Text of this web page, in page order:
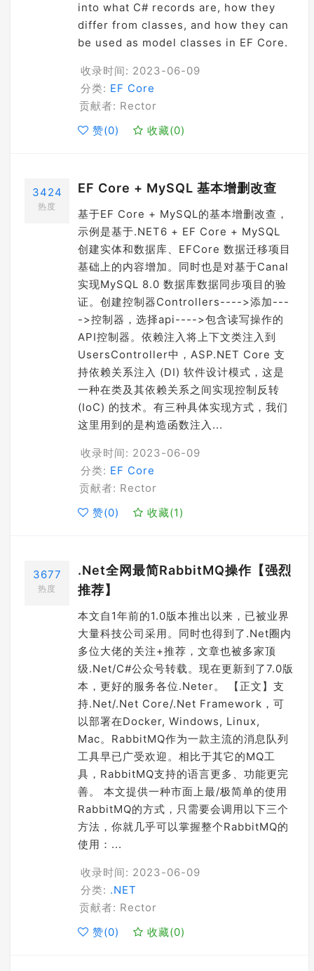
into what C# records are, how they
differ from classes, and how they can
be used as model classes in EF Core.
收录时间: 2023-06-09
分类: EF Core
贡献者: Rector
赞(0) 收藏(0)
3424
热度
EF Core + MySQL 基本增删改查
基于EF Core + MySQL的基本增删改查，
示例是基于.NET6 + EF Core + MySQL
创建实体和数据库、EFCore 数据迁移项目
基础上的内容增加。同时也是对基于Canal
实现MySQL 8.0 数据库数据同步项目的验
证。创建控制器Controllers---->添加---
->控制器，选择api---->包含读写操作的
API控制器。依赖注入将上下文类注入到
UsersController中，ASP.NET Core 支
持依赖关系注入 (DI) 软件设计模式，这是
一种在类及其依赖关系之间实现控制反转
(IoC) 的技术。有三种具体实现方式，我们
这里用到的是构造函数注入...
收录时间: 2023-06-09
分类: EF Core
贡献者: Rector
赞(0) 收藏(1 )
3677
热度
.Net全网最简RabbitMQ操作【强烈
推荐】
本文自1年前的1.0版本推出以来，已被业界
大量科技公司采用。同时也得到了.Net圈内
多位大佬的关注+推荐，文章也被多家顶
级.Net/C#公众号转载。现在更新到了7.0版
本，更好的服务各位.Neter。 【正文】支
持.Net/.Net Core/.Net Framework，可
以部署在Docker, Windows, Linux,
Mac。RabbitMQ作为一款主流的消息队列
工具早已广受欢迎。相比于其它的MQ工
具，RabbitMQ支持的语言更多、功能更完
善。 本文提供一种市面上最/极简单的使用
RabbitMQ的方式，只需要会调用以下三个
方法，你就几乎可以掌握整个RabbitMQ的
使用：...
收录时间: 2023-06-09
分类: .NET
贡献者: Rector
赞(0) 收藏(0)